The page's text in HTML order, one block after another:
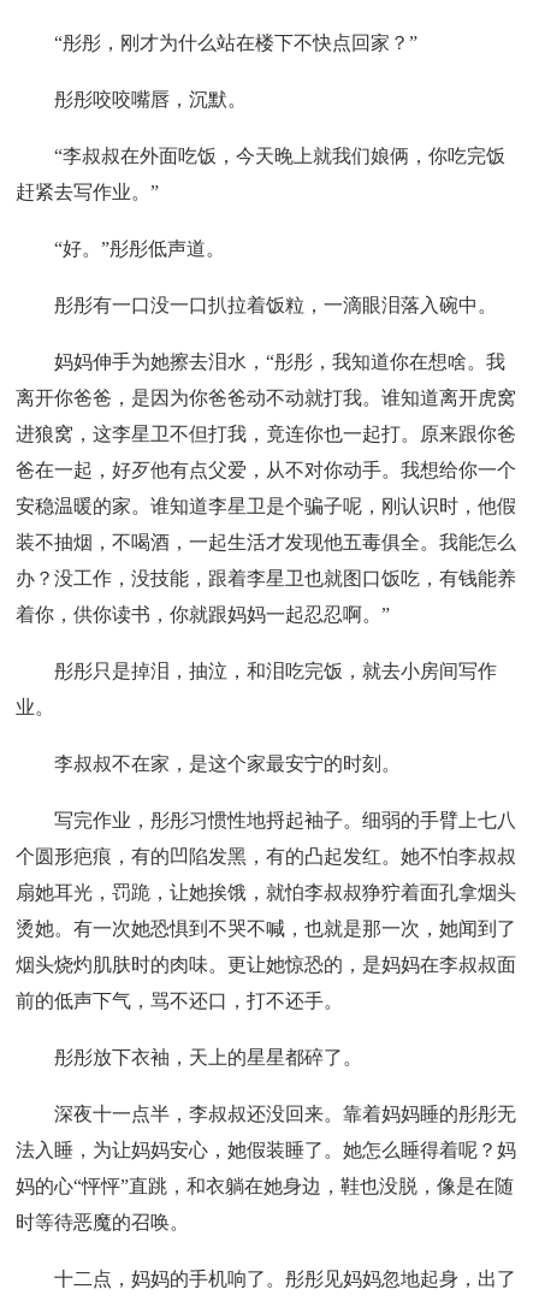
“彤彤，刚才为什么站在楼下不快点回家？”
彤彤咬咬嘴唇，沉默。
“李叔叔在外面吃饭，今天晚上就我们娘俩，你吃完饭
赶紧去写作业。”
“好。”彤彤低声道。
彤彤有一口没一口扒拉着饭粒，一滴眼泪落入碗中。
妈妈伸手为她擦去泪水，“彤彤，我知道你在想啥。我
离开你爸爸，是因为你爸爸动不动就打我。谁知道离开虎窝
进狼窝，这李星卫不但打我，竟连你也一起打。原来跟你爸
爸在一起，好歹他有点父爱，从不对你动手。我想给你一个
安稳温暖的家。谁知道李星卫是个骗子呢，刚认识时，他假
装不抽烟，不喝酒，一起生活才发现他五毒俱全。我能怎么
办？没工作，没技能，跟着李星卫也就图口饭吃，有钱能养
着你，供你读书，你就跟妈妈一起忍忍啊。”
彤彤只是掉泪，抽泣，和泪吃完饭，就去小房间写作
业。
李叔叔不在家，是这个家最安宁的时刻。
写完作业，彤彤习惯性地捋起袖子。细弱的手臂上七八
个圆形疤痕，有的凹陷发黑，有的凸起发红。她不怕李叔叔
扇她耳光，罚跪，让她挨饿，就怕李叔叔狰狞着面孔拿烟头
烫她。有一次她恐惧到不哭不喊，也就是那一次，她闻到了
烟头烧灼肌肤时的肉味。更让她惊恐的，是妈妈在李叔叔面
前的低声下气，骂不还口，打不还手。
彤彤放下衣袖，天上的星星都碎了。
深夜十一点半，李叔叔还没回来。靠着妈妈睡的彤彤无
法入睡，为让妈妈安心，她假装睡了。她怎么睡得着呢？妈
妈的心“怦怦”直跳，和衣躺在她身边，鞋也没脱，像是在随
时等待恶魔的召唤。
十二点，妈妈的手机响了。彤彤见妈妈忽地起身，出了